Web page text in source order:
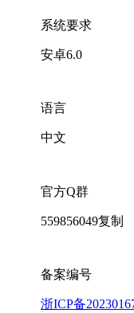
系统要求
安卓6.0
语言
中文
官方Q群
559856049复制
备案编号
浙ICP备